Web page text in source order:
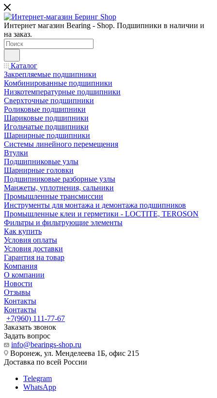
Интернет магазин Bearing - Shop. Подшипники в наличии и
на заказ.
Каталог
Закрепляемые подшипники
Комбинированные подшипники
Низкотемпературные подшипники
Сверхточные подшипники
Роликовые подшипники
Шариковые подшипники
Игольчатые подшипники
Шарнирные подшипники
Системы линейного перемещения
Втулки
Подшипниковые узлы
Шарнирные головки
Подшипниковые разборные узлы
Манжеты, уплотнения, сальники
Промышленные трансмиссии
Инструменты для монтажа и демонтажа подшипников
Промышленные клеи и герметики - LOCTITE, TEROSON
Фильтры и фильтрующие элементы
Как купить
Условия оплаты
Условия доставки
Гарантия на товар
Компания
О компании
Новости
Отзывы
Контакты
Контакты
+7(960) 111-77-67
Заказать звонок
Задать вопрос
info@bearings-shop.ru
Воронеж, ул. Менделеева 1Б, офис 215
Доставка по всей России
Telegram
WhatsApp